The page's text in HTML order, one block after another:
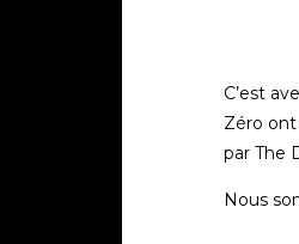
C’est
Zéro
par The
Nous